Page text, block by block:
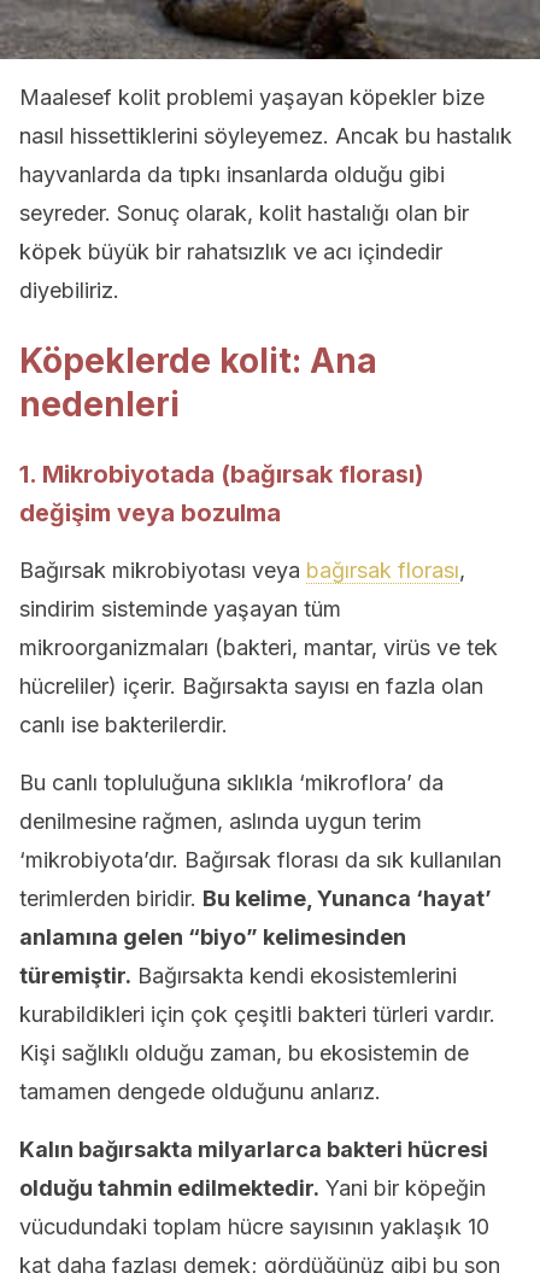
Maalesef kolit problemi yaşayan köpekler bize
nasıl hissettiklerini söyleyemez. Ancak bu hastalık
hayvanlarda da tıpkı insanlarda olduğu gibi
seyreder. Sonuç olarak, kolit hastalığı olan bir
köpek büyük bir rahatsızlık ve acı içindedir
diyebiliriz.
Köpeklerde kolit: Ana
nedenleri
1. Mikrobiyotada (bağırsak florası)
değişim veya bozulma
Bağırsak mikrobiyotası veya bağırsak florası,
sindirim sisteminde yaşayan tüm
mikroorganizmaları (bakteri, mantar, virüs ve tek
hücreliler) içerir. Bağırsakta sayısı en fazla olan
canlı ise bakterilerdir.
Bu canlı topluluğuna sıklıkla ‘mikroflora’ da
denilmesine rağmen, aslında uygun terim
‘mikrobiyota’dır. Bağırsak florası da sık kullanılan
terimlerden biridir. Bu kelime, Yunanca ‘hayat’
anlamına gelen “biyo” kelimesinden
türemiştir. Bağırsakta kendi ekosistemlerini
kurabildikleri için çok çeşitli bakteri türleri vardır.
Kişi sağlıklı olduğu zaman, bu ekosistemin de
tamamen dengede olduğunu anlarız.
Kalın bağırsakta milyarlarca bakteri hücresi
olduğu tahmin edilmektedir. Yani bir köpeğin
vücudundaki toplam hücre sayısının yaklaşık 10
kat daha fazlası demek; gördüğünüz gibi bu son